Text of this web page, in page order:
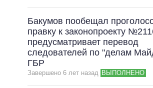
Бакумов пообещал
правку к законопроекту
предусматривает перевод
следователей по "делам
ГБР
Завершено 6 лет назад ВЫПОЛНЕНО